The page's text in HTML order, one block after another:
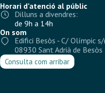
Horari d’atenció al públic
Dilluns a divendres:
de 9h a 14h
On som
Edifici Besòs - C/ Olímpic s/
08930 Sant Adrià de Besòs
Consulta com arribar